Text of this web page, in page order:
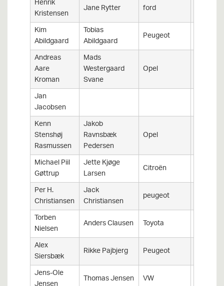
Kristensen Jane Rytter ford
Kim
Abildgaard
Tobias
Abildgaard Peugeot
Andreas
Aare
Kroman
Mads
Westergaard
Svane
Opel
Jan
Jacobsen
Kenn
Stenshøj
Rasmussen
Jakob
Ravnsbæk
Pedersen
Opel
Michael Piil
Gøttrup
Jette Kjøge
Larsen Citroën
Per H.
Christiansen
Jack
Christiansen peugeot
Torben
Nielsen Anders Clausen Toyota
Alex
Siersbæk Rikke Pajbjerg Peugeot
Jens-Ole
Thomas Jensen VW